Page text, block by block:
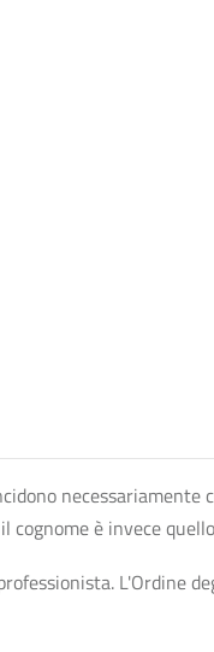
necessariamente
è invece
L'Ordine